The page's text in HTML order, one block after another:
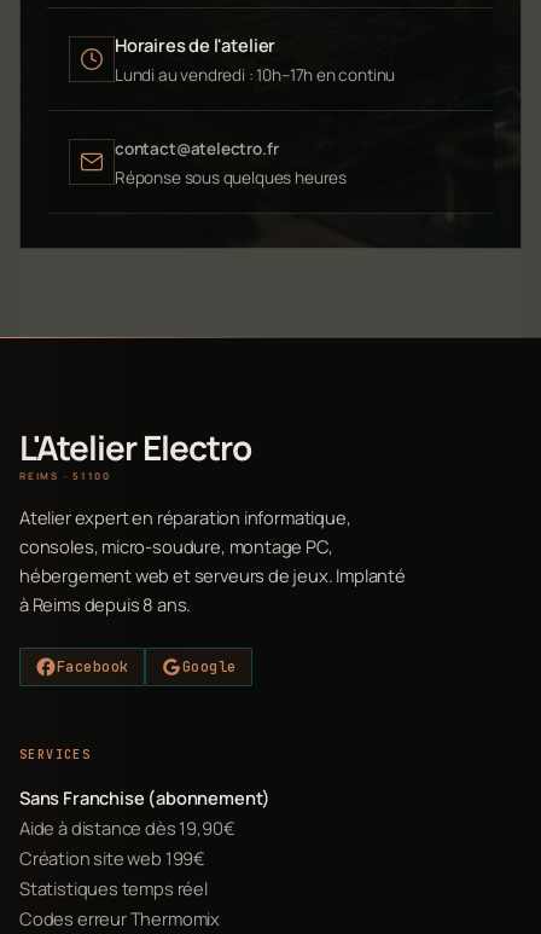
Horaires de l'atelier
Lundi au vendredi : 10h–17h en continu
contact@atelectro.fr
Réponse sous quelques heures
L'Atelier Electro
REIMS · 51100
Atelier expert en réparation informatique,
consoles, micro-soudure, montage PC,
hébergement web et serveurs de jeux. Implanté
à Reims depuis 8 ans.
Facebook Google
SERVICES
Sans Franchise (abonnement)
Aide à distance dès 19,90€
Création site web 199€
Statistiques temps réel
Codes erreur Thermomix